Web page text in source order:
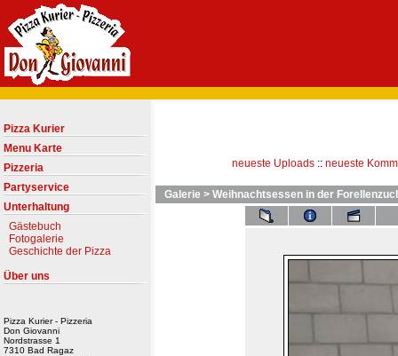
neueste Uploads :: neueste
Galerie > Weihnachtsessen in der
Pizza Kurier
Menu Karte
Pizzeria
Partyservice
Unterhaltung
Gästebuch
Fotogalerie
Geschichte der Pizza
Über uns
Pizza Kurier - Pizzeria
Don Giovanni
Nordstrasse 1
7310 Bad Ragaz